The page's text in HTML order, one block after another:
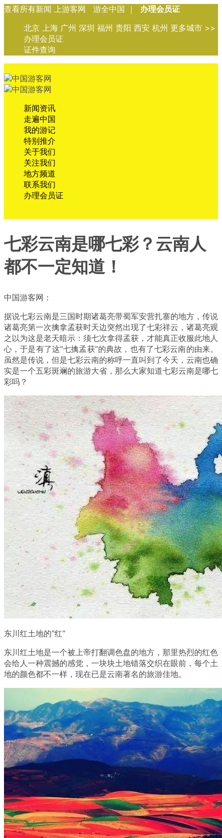
查看所有新闻 上游客网 游全中国 ｜
办理会员证
北京 上海 广州 深圳 福州 贵阳 西安 杭州 更多城市 >>
办理会员证
证件查询
新闻资讯
走遍中国
我的游记
特别推介
关于我们
关注我们
地方频道
联系我们
办理会员证
七彩云南是哪七彩？云南人
都不一定知道！
中国游客网：
据说七彩云南是三国时期诸葛亮带蜀军安营扎寨的地方，传说
诸葛亮第一次擒拿孟获时天边突然出现了七彩祥云，诸葛亮观
之以为这是老天暗示：须七次拿得孟获，才能真正收服此地人
心，于是有了这“七擒孟获”的典故，也有了七彩云南的由来。
虽然是传说，但是七彩云南的称呼一直叫到了今天，云南也确
实是一个五彩斑斓的旅游大省，那么大家知道七彩云南是哪七
彩吗？
东川红土地的“红”
东川红土地是一个被上帝打翻调色盘的地方，那里热烈的红色
会给人一种震撼的感觉，一块块土地错落交织在眼前，每个土
地的颜色都不一样，现在已是云南著名的旅游佳地。